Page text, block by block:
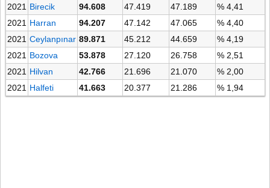
2021 Birecik 94.608 47.419 47.189
% 4,41
2021 Harran 94.207 47.142 47.065
% 4,40
2021 Ceylanpınar 89.871 45.212 44.659
% 4,19
2021 Bozova 53.878 27.120 26.758
% 2,51
2021 Hilvan 42.766 21.696 21.070
% 2,00
2021 Halfeti 41.663 20.377 21.286 % 1,94